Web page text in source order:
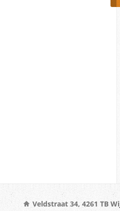
Veldstraat 34, 4261 TB